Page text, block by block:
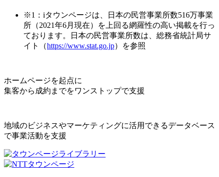
※1：iタウンページは、日本の民営事業所数516万事業
所（2021年6月現在）を上回る網羅性の高い掲載を行っ
ております。日本の民営事業所数は、総務省統計局サ
イト（https://www.stat.go.jp）を参照
ホームページを起点に
集客から成約までをワンストップで支援
地域のビジネスやマーケティングに活用できるデータベース
で事業活動を支援